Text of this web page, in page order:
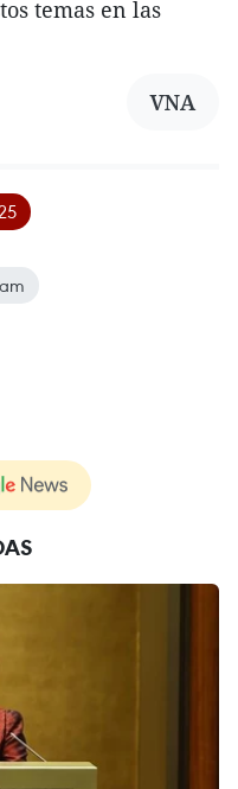
temas en las
VNA